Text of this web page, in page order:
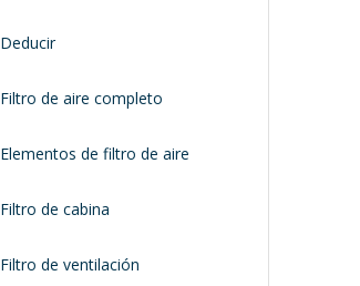
Deducir
Filtro de aire completo
Elementos de filtro de aire
Filtro de cabina
Filtro de ventilación